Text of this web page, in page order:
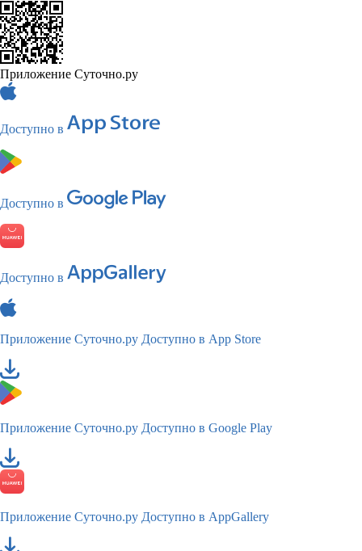
Приложение Суточно.ру
Доступно в
Доступно в
Доступно в
Приложение Суточно.ру Доступно в App Store
Приложение Суточно.ру Доступно в Google Play
Приложение Суточно.ру Доступно в AppGallery